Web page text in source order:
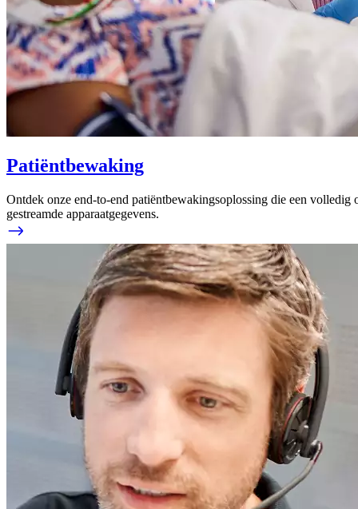
Patiëntbewaking
Ontdek onze end-to-end patiëntbewakingsoplossing die een
gestreamde apparaatgegevens.